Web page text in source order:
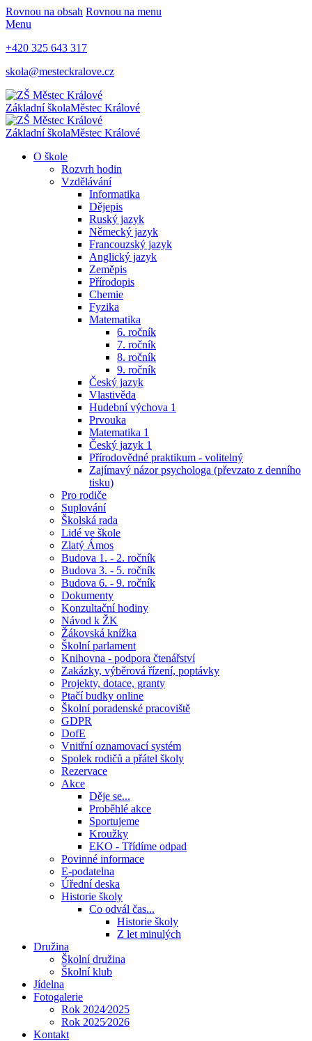
Rovnou na obsah Rovnou na menu
Menu
+420 325 643 317
skola@mesteckralove.cz
Základní školaMěstec Králové
Základní školaMěstec Králové
O škole
Rozvrh hodin
Vzdělávání
Informatika
Dějepis
Ruský jazyk
Německý jazyk
Francouzský jazyk
Anglický jazyk
Zeměpis
Přírodopis
Chemie
Fyzika
Matematika
6. ročník
7. ročník
8. ročník
9. ročník
Český jazyk
Vlastivěda
Hudební výchova 1
Prvouka
Matematika 1
Český jazyk 1
Přírodovědné praktikum - volitelný
Zajímavý názor psychologa (převzato z denního
tisku)
Pro rodiče
Suplování
Školská rada
Lidé ve škole
Zlatý Ámos
Budova 1. - 2. ročník
Budova 3. - 5. ročník
Budova 6. - 9. ročník
Dokumenty
Konzultační hodiny
Návod k ŽK
Žákovská knížka
Školní parlament
Knihovna - podpora čtenářství
Zakázky, výběrová řízení, poptávky
Projekty, dotace, granty
Ptačí budky online
Školní poradenské pracoviště
GDPR
DofE
Vnitřní oznamovací systém
Spolek rodičů a přátel školy
Rezervace
Akce
Děje se...
Proběhlé akce
Sportujeme
Kroužky
EKO - Třídíme odpad
Povinné informace
E-podatelna
Úřední deska
Historie školy
Co odvál čas...
Historie školy
Z let minulých
Družina
Školní družina
Školní klub
Jídelna
Fotogalerie
Rok 2024⁄2025
Rok 2025⁄2026
Kontakt